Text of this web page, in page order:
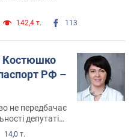
142,4 т. 113
Костюшко
РФ –
не передбачає
депутатів
з
14,0 т.